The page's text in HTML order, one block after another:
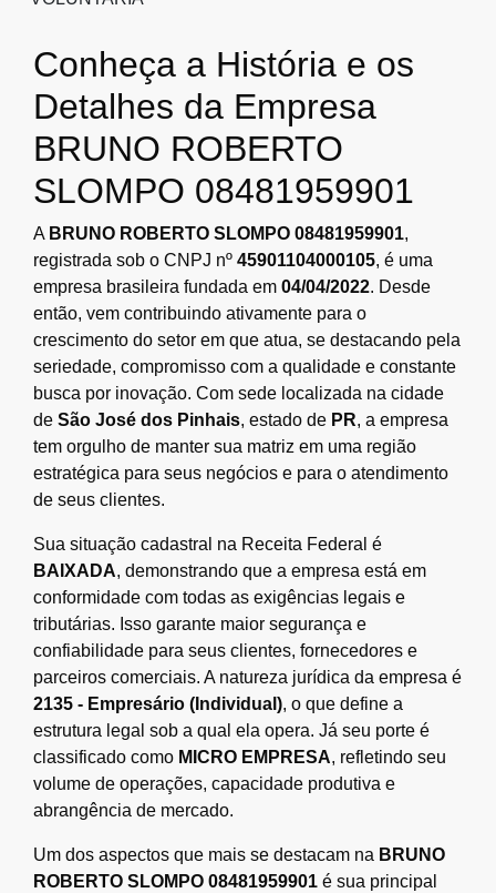
Conheça a História e os
Detalhes da Empresa
BRUNO ROBERTO
SLOMPO 08481959901
A BRUNO ROBERTO SLOMPO 08481959901,
registrada sob o CNPJ nº 45901104000105, é uma
empresa brasileira fundada em 04/04/2022. Desde
então, vem contribuindo ativamente para o
crescimento do setor em que atua, se destacando pela
seriedade, compromisso com a qualidade e constante
busca por inovação. Com sede localizada na cidade
de São José dos Pinhais, estado de PR, a empresa
tem orgulho de manter sua matriz em uma região
estratégica para seus negócios e para o atendimento
de seus clientes.
Sua situação cadastral na Receita Federal é
BAIXADA, demonstrando que a empresa está em
conformidade com todas as exigências legais e
tributárias. Isso garante maior segurança e
confiabilidade para seus clientes, fornecedores e
parceiros comerciais. A natureza jurídica da empresa é
2135 - Empresário (Individual), o que define a
estrutura legal sob a qual ela opera. Já seu porte é
classificado como MICRO EMPRESA, refletindo seu
volume de operações, capacidade produtiva e
abrangência de mercado.
Um dos aspectos que mais se destacam na BRUNO
ROBERTO SLOMPO 08481959901 é sua principal